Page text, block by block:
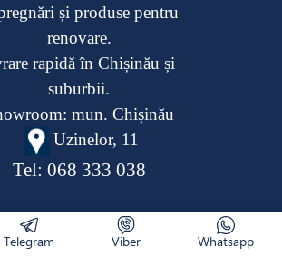
și produse pentru
renovare.
rapidă în Chișinău și
suburbii.
mun. Chișinău
Uzinelor, 11
Tel: 068 333 038
Telegram Viber Whatsapp